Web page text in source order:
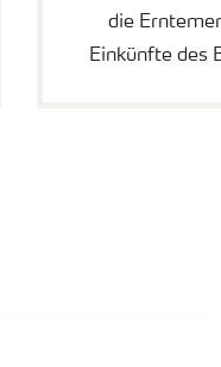
die
Einkünfte des